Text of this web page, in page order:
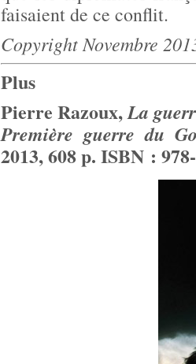
faisaient de ce conflit.
Copyright Novembre
Plus
Pierre Razoux,La
Première guerre du
2013, 608 p. ISBN :